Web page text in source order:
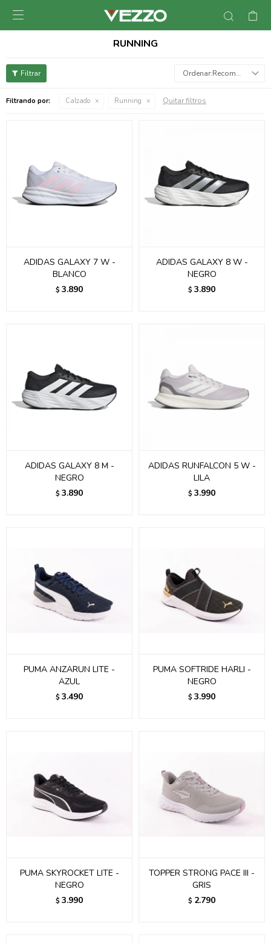

RUNNING
Recomendados
Filtrando por: Calzado Running Quitar filtros
ADIDAS GALAXY 7 W -
BLANCO
$ 3.890
ADIDAS GALAXY 8 W -
NEGRO
$ 3.890
ADIDAS GALAXY 8 M -
NEGRO
$ 3.890
ADIDAS RUNFALCON 5 W -
LILA
$ 3.990
PUMA ANZARUN LITE -
AZUL
$ 3.490
PUMA SOFTRIDE HARLI -
NEGRO
$ 3.990
PUMA SKYROCKET LITE -
NEGRO
$ 3.990
TOPPER STRONG PACE III -
GRIS
$ 2.790